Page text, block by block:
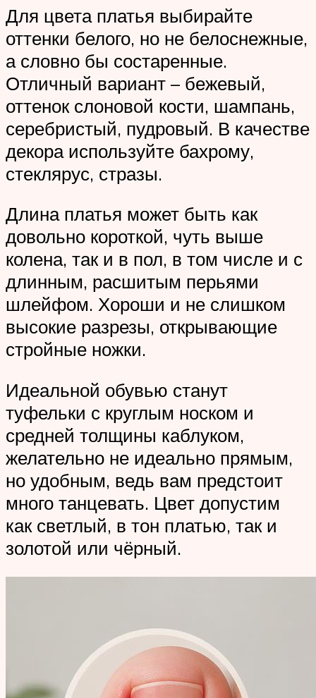
Для цвета платья выбирайте
оттенки белого, но не белоснежные,
а словно бы состаренные.
Отличный вариант – бежевый,
оттенок слоновой кости, шампань,
серебристый, пудровый. В качестве
декора используйте бахрому,
стеклярус, стразы.
Длина платья может быть как
довольно короткой, чуть выше
колена, так и в пол, в том числе и с
длинным, расшитым перьями
шлейфом. Хороши и не слишком
высокие разрезы, открывающие
стройные ножки.
Идеальной обувью станут
туфельки с круглым носком и
средней толщины каблуком,
желательно не идеально прямым,
но удобным, ведь вам предстоит
много танцевать. Цвет допустим
как светлый, в тон платью, так и
золотой или чёрный.